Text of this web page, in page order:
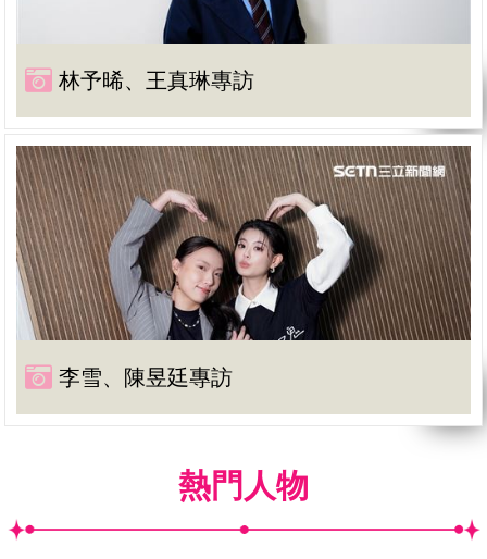
林予晞、王真琳專訪
李雪、陳昱廷專訪
熱門人物